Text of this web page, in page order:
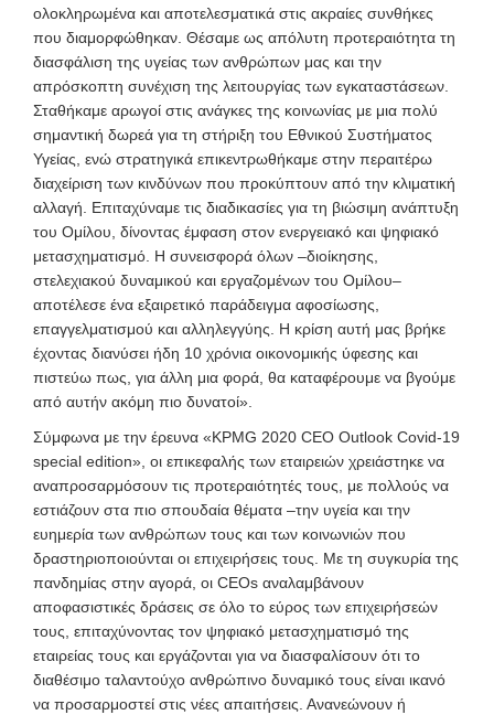
ολοκληρωμένα και αποτελεσματικά στις ακραίες συνθήκες
που διαμορφώθηκαν. Θέσαμε ως απόλυτη προτεραιότητα τη
διασφάλιση της υγείας των ανθρώπων μας και την
απρόσκοπτη συνέχιση της λειτουργίας των εγκαταστάσεων.
Σταθήκαμε αρωγοί στις ανάγκες της κοινωνίας με μια πολύ
σημαντική δωρεά για τη στήριξη του Εθνικού Συστήματος
Υγείας, ενώ στρατηγικά επικεντρωθήκαμε στην περαιτέρω
διαχείριση των κινδύνων που προκύπτουν από την κλιματική
αλλαγή. Επιταχύναμε τις διαδικασίες για τη βιώσιμη ανάπτυξη
του Ομίλου, δίνοντας έμφαση στον ενεργειακό και ψηφιακό
μετασχηματισμό. Η συνεισφορά όλων –διοίκησης,
στελεχιακού δυναμικού και εργαζομένων του Ομίλου–
αποτέλεσε ένα εξαιρετικό παράδειγμα αφοσίωσης,
επαγγελματισμού και αλληλεγγύης. Η κρίση αυτή μας βρήκε
έχοντας διανύσει ήδη 10 χρόνια οικονομικής ύφεσης και
πιστεύω πως, για άλλη μια φορά, θα καταφέρουμε να βγούμε
από αυτήν ακόμη πιο δυνατοί».
Σύμφωνα με την έρευνα «KPMG 2020 CEO Outlook Covid-19
special edition», οι επικεφαλής των εταιρειών χρειάστηκε να
αναπροσαρμόσουν τις προτεραιότητές τους, με πολλούς να
εστιάζουν στα πιο σπουδαία θέματα –την υγεία και την
ευημερία των ανθρώπων τους και των κοινωνιών που
δραστηριοποιούνται οι επιχειρήσεις τους. Με τη συγκυρία της
πανδημίας στην αγορά, οι CEOs αναλαμβάνουν
αποφασιστικές δράσεις σε όλο το εύρος των επιχειρήσεών
τους, επιταχύνοντας τον ψηφιακό μετασχηματισμό της
εταιρείας τους και εργάζονται για να διασφαλίσουν ότι το
διαθέσιμο ταλαντούχο ανθρώπινο δυναμικό τους είναι ικανό
να προσαρμοστεί στις νέες απαιτήσεις. Ανανεώνουν ή